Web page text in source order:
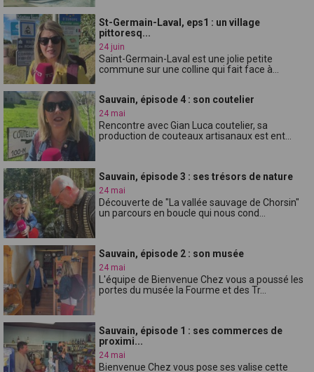
St-Germain-Laval, eps1 : un village
pittoresq...
24 juin
Saint-Germain-Laval est une jolie petite
commune sur une colline qui fait face à...
Sauvain, épisode 4 : son coutelier
24 mai
Rencontre avec Gian Luca coutelier, sa
production de couteaux artisanaux est ent...
Sauvain, épisode 3 : ses trésors de nature
24 mai
Découverte de "La vallée sauvage de Chorsin"
un parcours en boucle qui nous cond...
Sauvain, épisode 2 : son musée
24 mai
L'équipe de Bienvenue Chez vous a poussé les
portes du musée la Fourme et des Tr...
Sauvain, épisode 1 : ses commerces de
proximi...
24 mai
Bienvenue Chez vous pose ses valise cette